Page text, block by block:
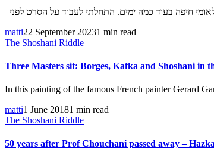
matti22 September 20231 min read
The Shoshani Riddle
Three Masters sit: Borges, Kafka and Shoshani in
In this painting of the famous French painter Gerard
matti1 June 20181 min read
The Shoshani Riddle
50 years after Prof Chouchani passed away –